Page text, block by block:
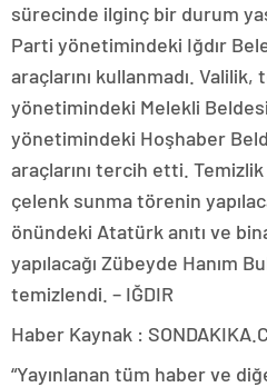
sürecinde ilginç bir durum
Parti yönetimindeki Iğdır
araçlarını kullanmadı.
yönetimindeki Melekli
yönetimindeki Hoşhaber
araçlarını tercih etti.
çelenk sunma törenin
önündeki Atatürk anıtı ve
yapılacağı Zübeyde Hanım
temizlendi. – IĞDIR
Haber Kaynak :
“Yayınlanan tüm haber ve